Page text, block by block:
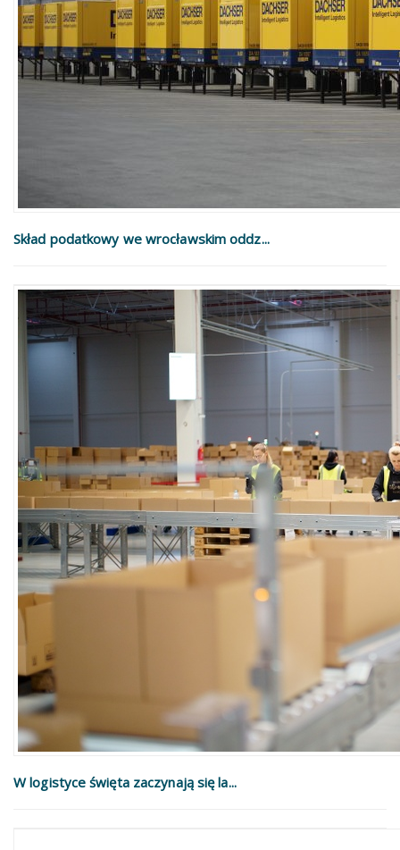
Skład podatkowy we wrocławskim oddz...
W logistyce święta zaczynają się la...